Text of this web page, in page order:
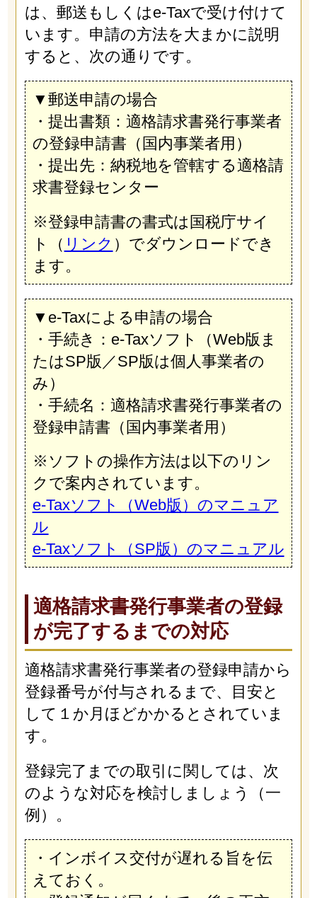
は、郵送もしくはe-Taxで受け付けて
います。申請の方法を大まかに説明
すると、次の通りです。
▼郵送申請の場合
・提出書類：適格請求書発行事業者
の登録申請書（国内事業者用）
・提出先：納税地を管轄する適格請
求書登録センター
※登録申請書の書式は国税庁サイ
ト（ リンク ）でダウンロードでき
ます。
▼e-Taxによる申請の場合
・手続き：e-Taxソフト（Web版ま
たはSP版／SP版は個人事業者の
み）
・手続名：適格請求書発行事業者の
登録申請書（国内事業者用）
※ソフトの操作方法は以下のリン
クで案内されています。
e-Taxソフト（Web版）のマニュア
ル
e-Taxソフト（SP版）のマニュアル
適格請求書発行事業者の登録
が完了するまでの対応
適格請求書発行事業者の登録申請から
登録番号が付与されるまで、目安と
して１か月ほどかかるとされていま
す。
登録完了までの取引に関しては、次
のような対応を検討しましょう（一
例）。
・インボイス交付が遅れる旨を伝
えておく。